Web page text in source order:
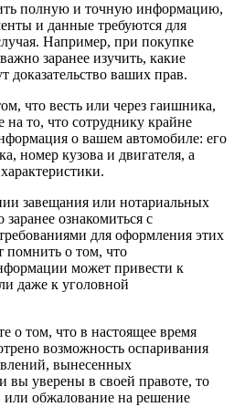
полную и точную информацию,
и данные требуются для
Например, при покупке
заранее изучить, какие
доказательство ваших прав.
что весть или через гаишника,
на то, что сотруднику крайне
о вашем автомобиле: его
номер кузова и двигателя, а
завещания или нотариальных
ознакомиться с
для оформления этих
помнить о том, что
может привести к
даже к уголовной
о том, что в настоящее время
возможность оспаривания
вынесенных
вы уверены в своей правоте, то
или обжалование на решение